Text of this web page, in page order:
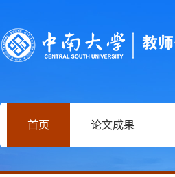
首页 论文成果